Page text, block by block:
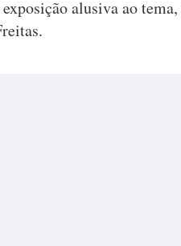
alusiva ao